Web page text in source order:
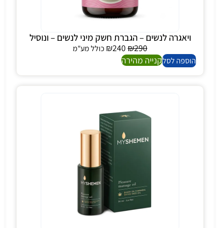
ויאגרה לנשים – הגברת חשק מיני לנשים – ונוסיל
₪290
₪240
כולל מע"מ
הוספה לסלקנייה מהירה